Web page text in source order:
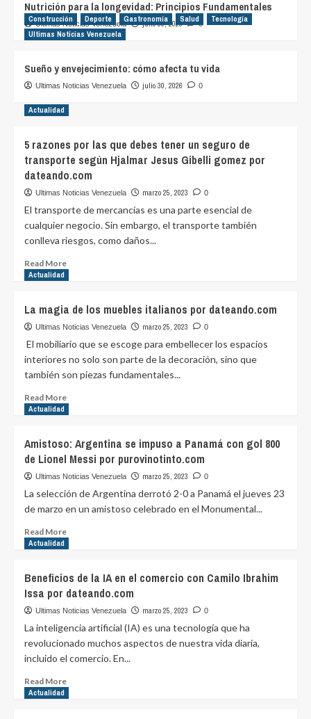
Nutrición para la longevidad: Principios Fundamentales
Ultimas Noticias Venezuela julio 30, 2026 0
Construcción Deporte Gastronomía Salud
Tecnología
Ultimas Noticias Venezuela
Sueño y envejecimiento: cómo afecta tu vida
Ultimas Noticias Venezuela julio 30, 2026 0
Actualidad
5 razones por las que debes tener un seguro de
transporte según Hjalmar Jesus Gibelli gomez por
dateando.com
Ultimas Noticias Venezuela marzo 25, 2023 0
El transporte de mercancías es una parte esencial de
cualquier negocio. Sin embargo, el transporte también
conlleva riesgos, como daños...
Read MoreRead
razones
por
las
tener
seguro
según
Hjalmar
Jesus
gomez
por
Actualidad
La magia de los muebles italianos por dateando.com
Ultimas Noticias Venezuela marzo 25, 2023 0
El mobiliario que se escoge para embellecer los espacios
interiores no solo son parte de la decoración, sino que
también son piezas fundamentales...
Read MoreRead
magia
de
los
muebles
por
Actualidad
Amistoso: Argentina se impuso a Panamá con gol 800
de Lionel Messi por purovinotinto.com
Ultimas Noticias Venezuela marzo 25, 2023 0
La selección de Argentina derrotó 2-0 a Panamá el jueves 23
de marzo en un amistoso celebrado en el Monumental...
Read MoreRead
Argentina
se
impuso
con
gol
de
Lionel
Actualidad
Beneficios de la IA en el comercio con Camilo Ibrahim
Issa por dateando.com
Ultimas Noticias Venezuela marzo 25, 2023 0
La inteligencia artificial (IA) es una tecnología que ha
revolucionado muchos aspectos de nuestra vida diaria,
incluido el comercio. En...
Read MoreRead
Actualidad